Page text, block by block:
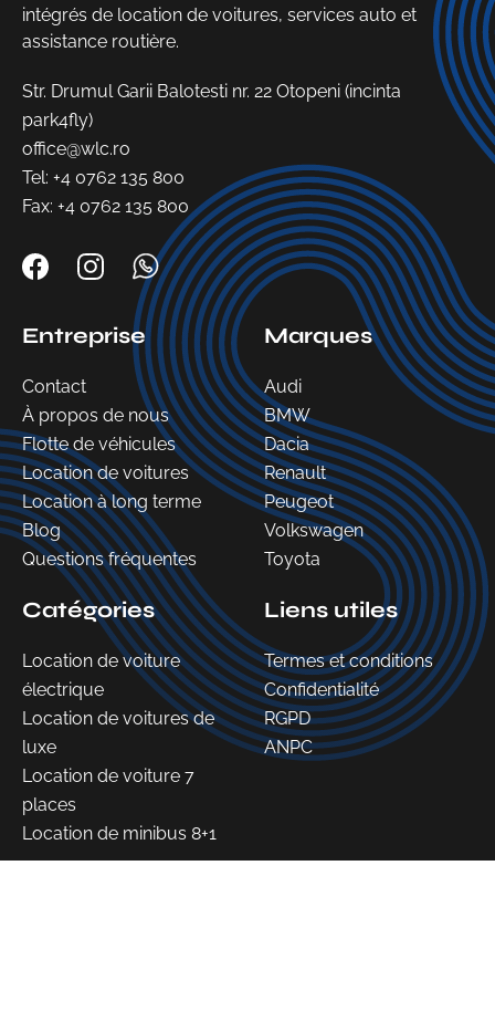
intégrés de location de voitures, services auto et
assistance routière.
Str. Drumul Garii Balotesti nr. 22 Otopeni (incinta
park4fly)
office@wlc.ro
Tel: +4 0762 135 800
Fax: +4 0762 135 800
Entreprise
Contact
À propos de nous
Flotte de véhicules
Location de voitures
Location à long terme
Blog
Questions fréquentes
Marques
Audi
BMW
Dacia
Renault
Peugeot
Volkswagen
Toyota
Catégories
Location de voiture
électrique
Location de voitures de
luxe
Location de voiture 7
places
Location de minibus 8+1
Liens utiles
Termes et conditions
Confidentialité
RGPD
ANPC